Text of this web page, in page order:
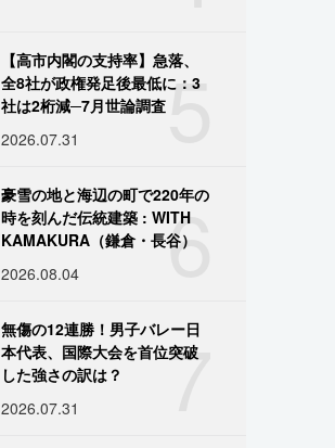
5
【高市内閣の支持率】急落、
全8社が政権発足後最低に：3
社は2桁減─7月世論調査
2026.07.31
6
豪雪の地と海辺の町で220年の
時を刻んだ伝統建築 : WITH
KAMAKURA（鎌倉・長谷）
2026.08.04
7
無傷の12連勝！男子バレー日
本代表、国際大会を首位突破
した強さの訳は？
2026.07.31